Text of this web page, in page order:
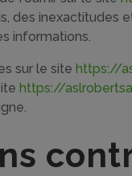
des inexactitudes
informations.
sur le sitehttps://
https://